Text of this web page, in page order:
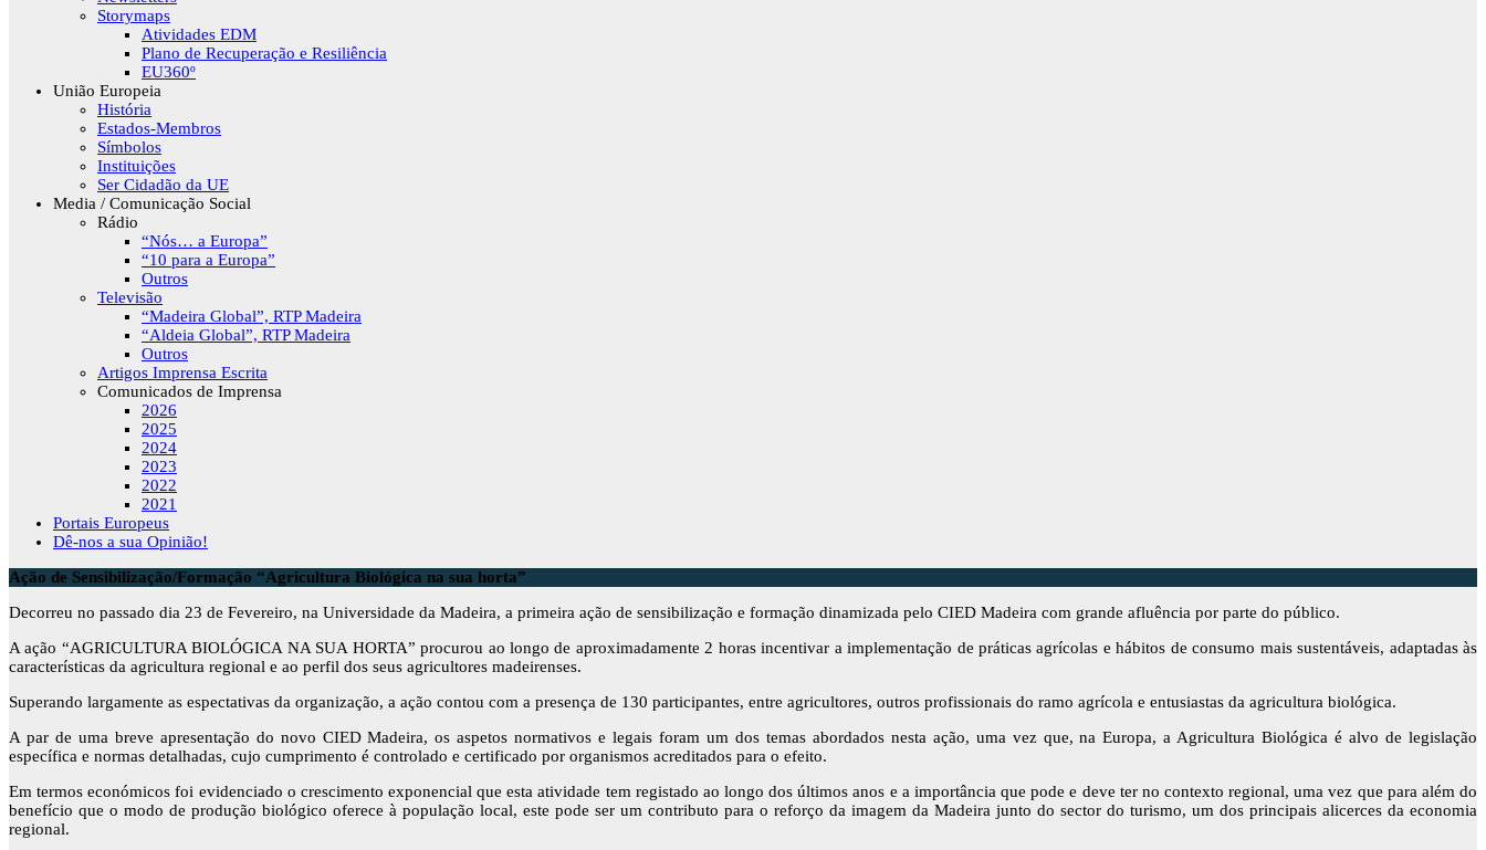
Storymaps
Atividades EDM
Plano de Recuperação e Resiliência
EU360º
União Europeia
História
Estados-Membros
Símbolos
Instituições
Ser Cidadão da UE
Media / Comunicação Social
Rádio
“Nós… a Europa”
“10 para a Europa”
Outros
Televisão
“Madeira Global”, RTP Madeira
“Aldeia Global”, RTP Madeira
Outros
Artigos Imprensa Escrita
Comunicados de Imprensa
2026
2025
2024
2023
2022
2021
Portais Europeus
Dê-nos a sua Opinião!
Ação de Sensibilização/Formação “Agricultura Biológica na sua horta”
Decorreu no passado dia 23 de Fevereiro, na Universidade da Madeira, a primeira ação de sensibilização e formação dinamizada pelo CIED Madeira com grande afluência por parte do público.
A ação “AGRICULTURA BIOLÓGICA NA SUA HORTA” procurou ao longo de aproximadamente 2 horas incentivar a implementação de práticas agrícolas e hábitos de consumo mais sustentáveis, adaptadas às
características da agricultura regional e ao perfil dos seus agricultores madeirenses.
Superando largamente as espectativas da organização, a ação contou com a presença de 130 participantes, entre agricultores, outros profissionais do ramo agrícola e entusiastas da agricultura biológica.
A par de uma breve apresentação do novo CIED Madeira, os aspetos normativos e legais foram um dos temas abordados nesta ação, uma vez que, na Europa, a Agricultura Biológica é alvo de legislação
específica e normas detalhadas, cujo cumprimento é controlado e certificado por organismos acreditados para o efeito.
Em termos económicos foi evidenciado o crescimento exponencial que esta atividade tem registado ao longo dos últimos anos e a importância que pode e deve ter no contexto regional, uma vez que para além do
benefício que o modo de produção biológico oferece à população local, este pode ser um contributo para o reforço da imagem da Madeira junto do sector do turismo, um dos principais alicerces da economia
regional.